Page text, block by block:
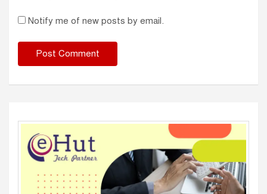
Notify me of new posts by email.